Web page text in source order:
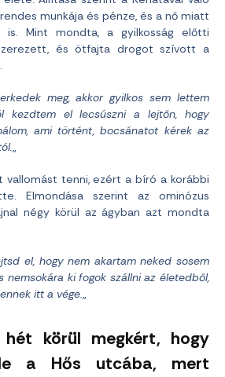
munkája és pénze, és a nő miatt
Mint mondta, a gyilkosság előtti
és ötfajta drogot szívott a
meg, akkor gyilkos sem lettem
kezdtem el lecsúszni a lejtőn, hogy
ami történt, bocsánatot kérek az
„
vallomást tenni, ezért a bíró a korábbi
Elmondása szerint az ominózus
négy körül az ágyban azt mondta
el, hogy nem akartam neked sosem
nemsokára ki fogok szállni az életedből,
itt a vége.„
hét körül megkért, hogy
a Hős utcába, mert